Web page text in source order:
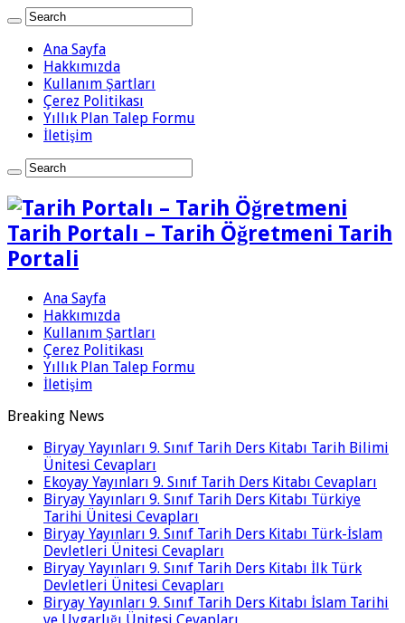
Ana Sayfa
Hakkımızda
Kullanım Şartları
Çerez Politikası
Yıllık Plan Talep Formu
İletişim
Tarih Portalı – Tarih Öğretmeni Tarih
Portali
Ana Sayfa
Hakkımızda
Kullanım Şartları
Çerez Politikası
Yıllık Plan Talep Formu
İletişim
Breaking News
Biryay Yayınları 9. Sınıf Tarih Ders Kitabı Tarih Bilimi
Ünitesi Cevapları
Ekoyay Yayınları 9. Sınıf Tarih Ders Kitabı Cevapları
Biryay Yayınları 9. Sınıf Tarih Ders Kitabı Türkiye
Tarihi Ünitesi Cevapları
Biryay Yayınları 9. Sınıf Tarih Ders Kitabı Türk-İslam
Devletleri Ünitesi Cevapları
Biryay Yayınları 9. Sınıf Tarih Ders Kitabı İlk Türk
Devletleri Ünitesi Cevapları
Biryay Yayınları 9. Sınıf Tarih Ders Kitabı İslam Tarihi